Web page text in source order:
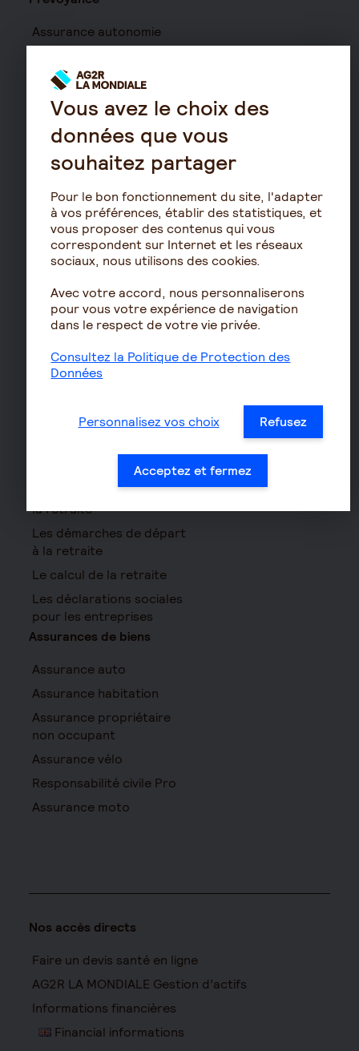
Assurance autonomie
Assurance obsèques
Garantie Protection Accident
Assurance prévoyance TNS
Assurance homme clé
Prévoyance entreprise
Prévoyance cadre
Épargne
Assurance vie
PERCOL / PERECOL
PERO
PEE
Contrat de capitalisation
Le fonctionnement de
la retraite
Les démarches de départ
à la retraite
Le calcul de la retraite
Les déclarations sociales
pour les entreprises
Assurances de biens
Assurance auto
Assurance habitation
Assurance propriétaire
non occupant
Assurance vélo
Responsabilité civile Pro
Assurance moto
Nos accès directs
Faire un devis santé en ligne
AG2R LA MONDIALE Gestion d’actifs
Informations financières
Financial informations
Vous avez le choix des
données que vous
souhaitez partager
Pour le bon fonctionnement du site, l'adapter
à vos préférences, établir des statistiques, et
vous proposer des contenus qui vous
correspondent sur Internet et les réseaux
sociaux, nous utilisons des cookies.
Avec votre accord, nous personnaliserons
pour vous votre expérience de navigation
dans le respect de votre vie privée.
Consultez la Politique de Protection des
Données
Personnalisez vos choix Refusez
Acceptez et fermez